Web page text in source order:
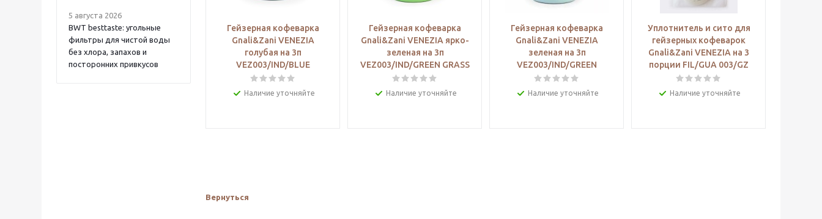
5 августа 2026
BWT besttaste: угольные
фильтры для чистой воды
без хлора, запахов и
посторонних привкусов
Гейзерная кофеварка
Gnali&Zani VENEZIA
голубая на 3п
VEZ003/IND/BLUE
Наличие уточняйте
Гейзерная кофеварка
Gnali&Zani VENEZIA ярко-
зеленая на 3п
VEZ003/IND/GREEN GRASS
Наличие уточняйте
Гейзерная кофеварка
Gnali&Zani VENEZIA
зеленая на 3п
VEZ003/IND/GREEN
Наличие уточняйте
Уплотнитель и сито для
гейзерных кофеварок
Gnali&Zani VENEZIA на 3
порции FIL/GUA 003/GZ
Наличие уточняйте
Вернуться